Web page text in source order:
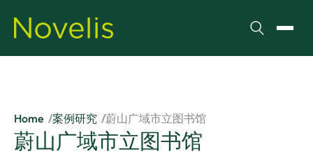
搜索 切换
Home 案例研究 蔚山广域市立图书馆
蔚山广域市立图书馆